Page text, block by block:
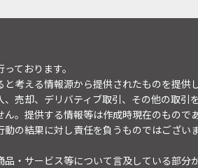
ております。
考える情報源から提供されたものを提
売却、デリバティブ取引、その他の取引
。提供する情報等は作成時現在のもの
の結果に対し責任を負うものではござ
・サービス等について言及している部